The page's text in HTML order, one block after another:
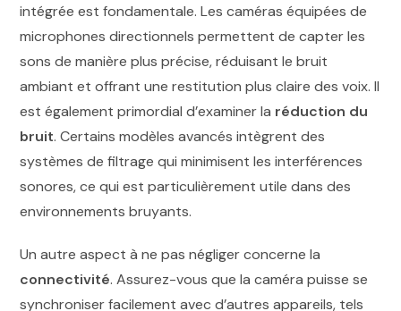
intégrée est fondamentale. Les caméras équipées de
microphones directionnels permettent de capter les
sons de manière plus précise, réduisant le bruit
ambiant et offrant une restitution plus claire des voix. Il
est également primordial d’examiner la réduction du
bruit. Certains modèles avancés intègrent des
systèmes de filtrage qui minimisent les interférences
sonores, ce qui est particulièrement utile dans des
environnements bruyants.
Un autre aspect à ne pas négliger concerne la
connectivité. Assurez-vous que la caméra puisse se
synchroniser facilement avec d’autres appareils, tels